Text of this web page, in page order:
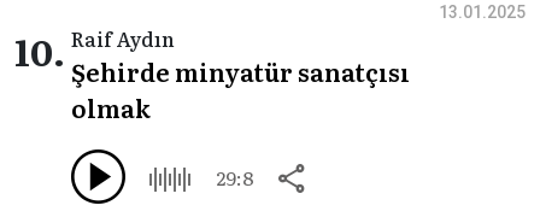
10. Raif Aydın
Şehirde minyatür sanatçısı
olmak
29:8
13.01.2025